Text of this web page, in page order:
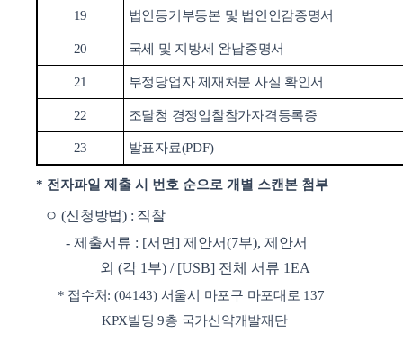
19 법인등기부등본 및 법인인감증명서
20 국세 및 지방세 완납증명서
21 부정당업자 제재처분 사실 확인서
22 조달청 경쟁입찰참가자격등록증
23 발표자료(PDF)
* 전자파일 제출 시 번호 순으로 개별 스캔본 첨부
ㅇ (신청방법) : 직찰
-제출서류 : [서면]제안서(7부),제안서
외 (각 1 부) / [USB] 전체 서류 1EA
* 접수처: (04143) 서울시 마포구 마포대로 137
KPX빌딩9층 국가신약개발재단